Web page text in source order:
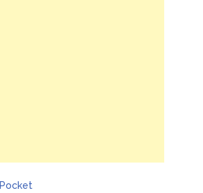
Pocket